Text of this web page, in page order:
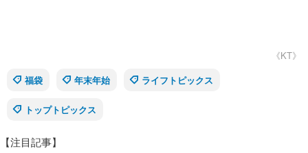
《KT》
福袋
年末年始 ライフトピックス
トップトピックス
【注目記事】